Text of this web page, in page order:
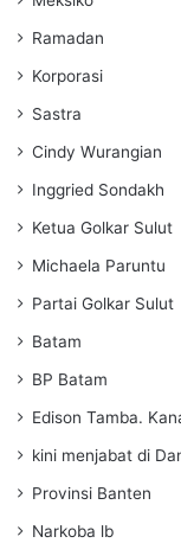
Ramadan
Korporasi
Sastra
Cindy Wurangian
Inggried Sondakh
Ketua Golkar Sulut
Michaela Paruntu
Partai Golkar Sulut
Batam
BP Batam
Edison Tamba.
kini menjabat di
Provinsi Banten
Narkoba lb